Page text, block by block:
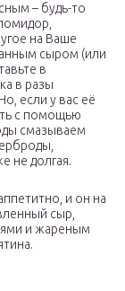
– будь-то
на Ваше
сыром (или
в
в разы
если у вас её
с помощью
смазываем
не долгая.
и он на
сыр,
и жареным